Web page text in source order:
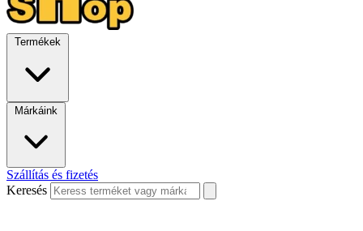
Termékek
Márkáink
Szállítás és fizetés
Keresés